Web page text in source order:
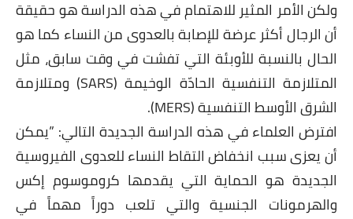
ولكن الأمر المثير للاهتمام في هذه الدراسة هو حقيقة
أن الرجال أكثر عرضة للإصابة بالعدوى من النساء كما هو
الحال بالنسبة للأوبئة التي تفشت في وقت سابق، مثل
المتلازمة التنفسية الحادّة الوخيمة (SARS) ومتلازمة
الشرق الأوسط التنفسية (MERS).
افترض العلماء في هذه الدراسة الجديدة التالي: ”يمكن
أن يعزى سبب انخفاض التقاط النساء للعدوى الفيروسية
الجديدة هو الحماية التي يقدمها كروموسوم إكس
والهرمونات الجنسية والتي تلعب دوراً مهماً في